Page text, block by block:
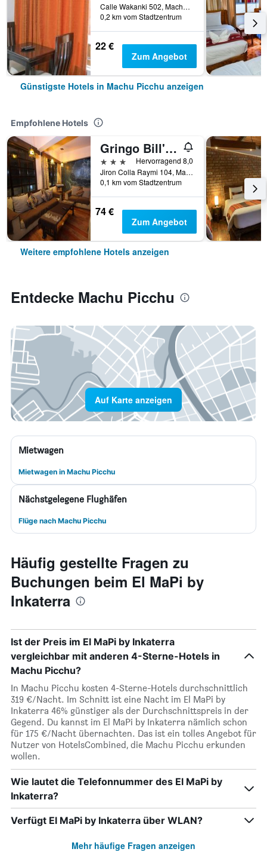
Calle Wakanki 502, Machu Picchu, Peru
0,2 km vom Stadtzentrum
22 €
Zum Angebot
Günstigste Hotels in Machu Picchu anzeigen
Empfohlene Hotels
Gringo Bill's Hotel
3 Sterne
Hervorragend 8,0
Jiron Colla Raymi 104, Machu Picchu, Peru
0,1 km vom Stadtzentrum
74 €
Zum Angebot
Weitere empfohlene Hotels anzeigen
Entdecke Machu Picchu
Auf Karte anzeigen
Mietwagen
Mietwagen in Machu Picchu
Nächstgelegene Flughäfen
Flüge nach Machu Picchu
Häufig gestellte Fragen zu
Buchungen beim El MaPi by
Inkaterra
Ist der Preis im El MaPi by Inkaterra
vergleichbar mit anderen 4-Sterne-Hotels in
Machu Picchu?
In Machu Picchu kosten 4-Sterne-Hotels durchschnittlich
319 €/Nacht. Im Schnitt ist eine Nacht im El MaPi by
Inkaterra 46% günstiger als der Durchschnittspreis in der
Gegend. Du kannst im El MaPi by Inkaterra nämlich schon
für 175 €/Nacht übernachten. Das ist ein tolles Angebot für
Nutzer von HotelsCombined, die Machu Picchu erkunden
wollen.
Wie lautet die Telefonnummer des El MaPi by
Inkaterra?
Verfügt El MaPi by Inkaterra über WLAN?
Mehr häufige Fragen anzeigen